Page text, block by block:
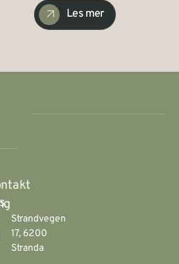
Les mer
Strandvegen
17, 6200
Stranda